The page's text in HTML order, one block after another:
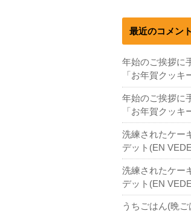
最近のコメント
年始のご挨拶に
「お年賀クッキ
年始のご挨拶に
「お年賀クッキ
洗練されたケー
デット(EN
洗練されたケー
デット(EN
うちごはん(晩ご